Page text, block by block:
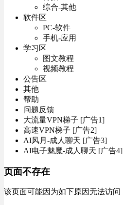
综合-其他
软件区
PC-软件
手机-应用
学习区
图文教程
视频教程
公告区
其他
帮助
问题反馈
大流量VPN梯子 [广告1]
高速VPN梯子 [广告2]
AI风月-成人聊天 [广告3]
AI电子魅魔-成人聊天 [广告4]
页面不存在
该页面可能因为如下原因无法访问